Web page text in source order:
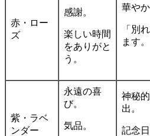
赤・ロー
ズ
感謝。
楽しい時間
をありがと
う。
華や
「別
ます。
紫・ラベ
ンダー
永遠の喜
び。
気品。
神秘
出。
記念